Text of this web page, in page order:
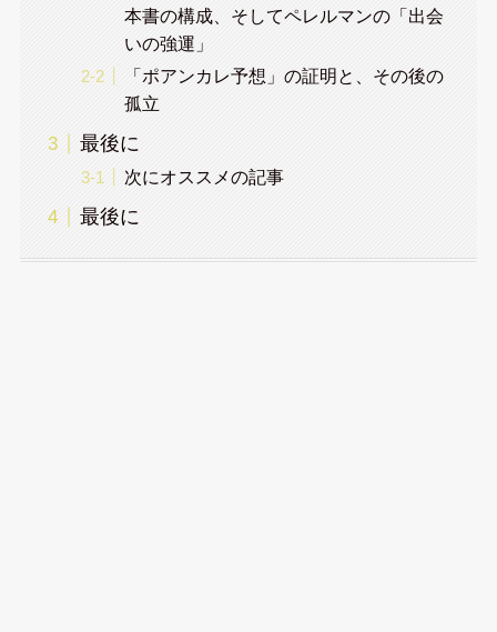
本書の構成、そしてペレルマンの「出会
いの強運」
「ポアンカレ予想」の証明と、その後の
孤立
最後に
次にオススメの記事
最後に